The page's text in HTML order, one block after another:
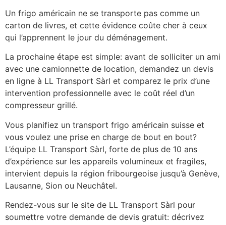
Un frigo américain ne se transporte pas comme un
carton de livres, et cette évidence coûte cher à ceux
qui l’apprennent le jour du déménagement.
La prochaine étape est simple: avant de solliciter un ami
avec une camionnette de location, demandez un devis
en ligne à LL Transport Sàrl et comparez le prix d’une
intervention professionnelle avec le coût réel d’un
compresseur grillé.
Vous planifiez un transport frigo américain suisse et
vous voulez une prise en charge de bout en bout?
L’équipe LL Transport Sàrl, forte de plus de 10 ans
d’expérience sur les appareils volumineux et fragiles,
intervient depuis la région fribourgeoise jusqu’à Genève,
Lausanne, Sion ou Neuchâtel.
Rendez-vous sur le site de LL Transport Sàrl pour
soumettre votre demande de devis gratuit: décrivez